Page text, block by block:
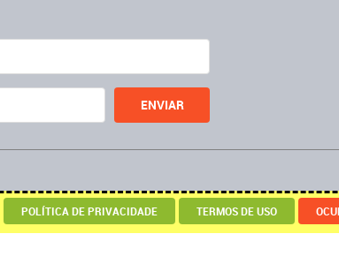
POLÍTICA DE PRIVACIDADE TERMOS DE USO